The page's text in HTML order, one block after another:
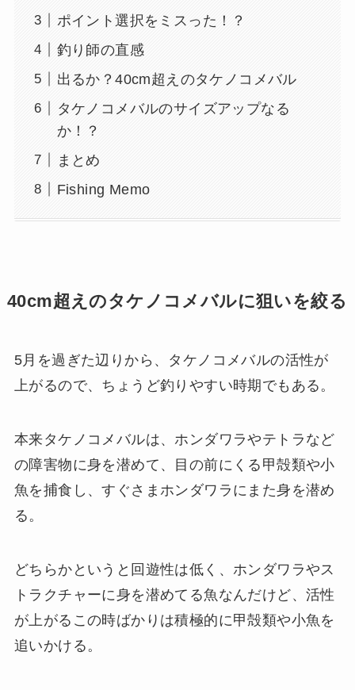
ポイント選択をミスった！？
釣り師の直感
出るか？40cm超えのタケノコメバル
タケノコメバルのサイズアップなる
か！？
まとめ
Fishing Memo
40cm超えのタケノコメバルに狙いを絞る
5月を過ぎた辺りから、タケノコメバルの活性が
上がるので、ちょうど釣りやすい時期でもある。
本来タケノコメバルは、ホンダワラやテトラなど
の障害物に身を潜めて、目の前にくる甲殻類や小
魚を捕食し、すぐさまホンダワラにまた身を潜め
る。
どちらかというと回遊性は低く、ホンダワラやス
トラクチャーに身を潜めてる魚なんだけど、活性
が上がるこの時ばかりは積極的に甲殻類や小魚を
追いかける。